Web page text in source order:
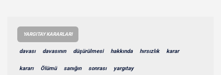
YARGITAY KARARLARI
davası davasının düşürülmesi hakkında hırsızlık karar
kararı Ölümü sanığın sonrası yargıtay